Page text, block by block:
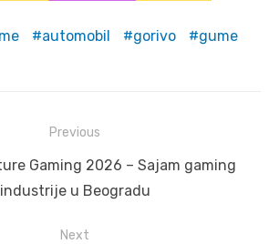
automobil gorivo
gume
Previous
Gaming 2026 – Sajam gaming
industrije u Beogradu
Next